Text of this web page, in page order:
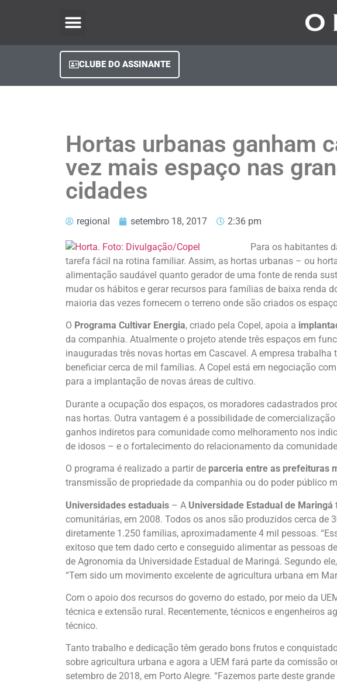
CLUBE DO ASSINANTE
Hortas urbanas ganham
vez mais espaço nas
cidades
regional setembro 18, 2017 2:36 pm
Para os habitantes
tarefa fácil na rotina familiar. Assim, as hortas urbanas – ou
alimentação saudável quanto gerador de uma fonte de renda
mudar os hábitos e gerar recursos para famílias de baixa renda
maioria das vezes fornecem o terreno onde são criados os
O Programa Cultivar Energia, criado pela Copel, apoia a
da companhia. Atualmente o projeto atende três espaços em
inauguradas três novas hortas em Cascavel. A empresa
beneficiar cerca de mil famílias. A Copel está em negociação
para a implantação de novas áreas de cultivo.
Durante a ocupação dos espaços, os moradores cadastrados
nas hortas. Outra vantagem é a possibilidade de
ganhos indiretos para comunidade como melhoramento nos
de idosos – e o fortalecimento do relacionamento da
O programa é realizado a partir de parceria entre as prefeituras
transmissão de propriedade da companhia ou do poder público
Universidades estaduais – A Universidade Estadual de Maringá
comunitárias, em 2008. Todos os anos são produzidos cerca
diretamente 1.250 famílias, aproximadamente 4 mil pessoas.
exitoso que tem dado certo e conseguido alimentar as pessoas
de Agronomia da Universidade Estadual de Maringá. Segundo
“Tem sido um movimento excelente de agricultura urbana em
Com o apoio dos recursos do governo do estado, por meio da
técnica e extensão rural. Recentemente, técnicos e
técnico.
Tanto trabalho e dedicação têm gerado bons frutos e
sobre agricultura urbana e agora a UEM fará parte da comissão
setembro de 2018, em Porto Alegre. “Fazemos parte deste